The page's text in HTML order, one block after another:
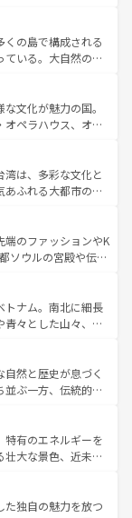
。 なお、新
照してほしい。
グ、エンターテイ
。一方、アメリカ
ャニオンやイエロー
が融合した独特の
で異なる魅力を楽
感じることができ
い。
の島で構成される
いる。大自然の神
地といえばオアフ
島やカウアイ島が
をはじめ、豊かな
てくれるハワイの
イアンミュージッ
ハワイの魅力を彩
文化が魅力の国。
ペラハウス、オー
ル（エアーズロッ
ンズの熱帯雨林な
やワイン、オージ
サーフィンやダイ
好きにはたまらな
分に味わいつくそ
は、多彩な文化と
ふれる大都市の台
など、都市の喧騒
る人に新しい発見と
い台湾の食文化も魅
エティ豊かな料理
コンテンツ一覧を参
端のファッションやK
ソウルの宮殿や伝統
美を楽しむことが
のストリートフード
る。夜には、韓国な
力を心ゆくまで味
の韓国情報はコンテンツ一
トナム。南北に細長
青々とした山々、世
の古い町並みやホ
、独特の雰囲気を
かさとおいしさで
ーヒーなどは、ぜ
てもあたたかい人々
れられない旅にな
然と歴史が息づく
ぶ一方、伝統的な
マイなどの山岳地
ットやクラビの美し
できる。タイ料理
にも異なる楽しみ
々、仏教を中心とし
特有のエネルギーを
大な景色、近未来
スポットが密集し
も魅力。息をのむよ
た独自の魅力を放つ